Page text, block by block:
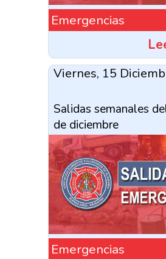
Emergencias
Viernes, 15
Salidas semanales
de diciembre
Emergencias